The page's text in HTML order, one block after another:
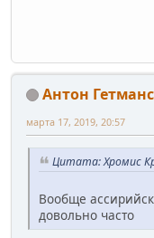
Антон
марта 17, 2019, 20:57
Цитата: Хромис
Вообще
довольно часто